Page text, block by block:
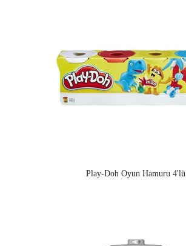
Play-Doh Oyun Hamuru 4'lü